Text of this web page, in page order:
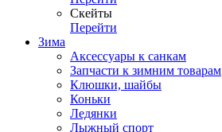
Скейты
Перейти
Зима
Аксессуары к санкам
Запчасти к зимним товарам
Клюшки, шайбы
Коньки
Ледянки
Лыжный спорт